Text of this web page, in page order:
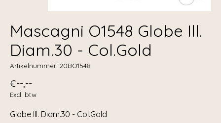
Mascagni O1548 Globe Ill.
Diam.30 - Col.Gold
Artikelnummer: 20BO1548
€--,--
Excl. btw
Globe Ill. Diam.30 - Col.Gold